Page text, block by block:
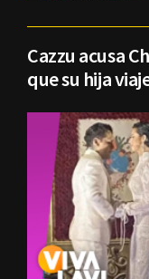
Cazzu acusa
que su hija